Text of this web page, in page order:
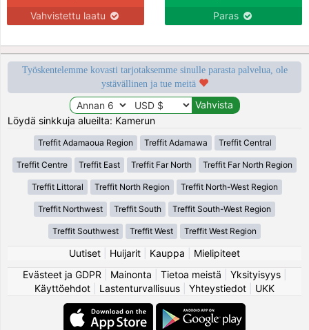
Vahvistettu laatu Paras
Työskentelemme kovasti tarjotaksemme sinulle parasta palvelua, ole
ystävällinen ja tue meitä
Löydä sinkkuja alueilta: Kamerun
Treffit Adamaoua Region Treffit Adamawa Treffit Central
Treffit Centre Treffit East Treffit Far North Treffit Far North Region
Treffit Littoral Treffit North Region Treffit North-West Region
Treffit Northwest Treffit South Treffit South-West Region
Treffit Southwest Treffit West Treffit West Region
Uutiset Huijarit Kauppa
Mielipiteet
Evästeet ja GDPR
Mainonta Tietoa meistä Yksityisyys|
Käyttöehdot
Lastenturvallisuus Yhteystiedot UKK